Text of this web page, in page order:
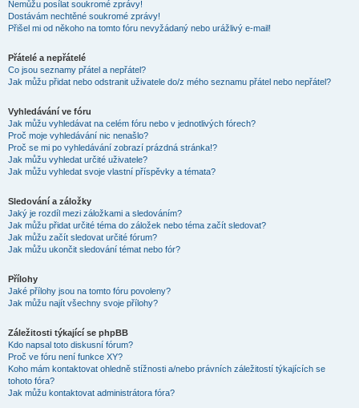
Nemůžu posílat soukromé zprávy!
Dostávám nechtěné soukromé zprávy!
Přišel mi od někoho na tomto fóru nevyžádaný nebo urážlivý e-mail!
Přátelé a nepřátelé
Co jsou seznamy přátel a nepřátel?
Jak můžu přidat nebo odstranit uživatele do/z mého seznamu přátel nebo nepřátel?
Vyhledávání ve fóru
Jak můžu vyhledávat na celém fóru nebo v jednotlivých fórech?
Proč moje vyhledávání nic nenašlo?
Proč se mi po vyhledávání zobrazí prázdná stránka!?
Jak můžu vyhledat určité uživatele?
Jak můžu vyhledat svoje vlastní příspěvky a témata?
Sledování a záložky
Jaký je rozdíl mezi záložkami a sledováním?
Jak můžu přidat určité téma do záložek nebo téma začít sledovat?
Jak můžu začít sledovat určité fórum?
Jak můžu ukončit sledování témat nebo fór?
Přílohy
Jaké přílohy jsou na tomto fóru povoleny?
Jak můžu najít všechny svoje přílohy?
Záležitosti týkající se phpBB
Kdo napsal toto diskusní fórum?
Proč ve fóru není funkce XY?
Koho mám kontaktovat ohledně stížnosti a/nebo právních záležitostí týkajících se
tohoto fóra?
Jak můžu kontaktovat administrátora fóra?